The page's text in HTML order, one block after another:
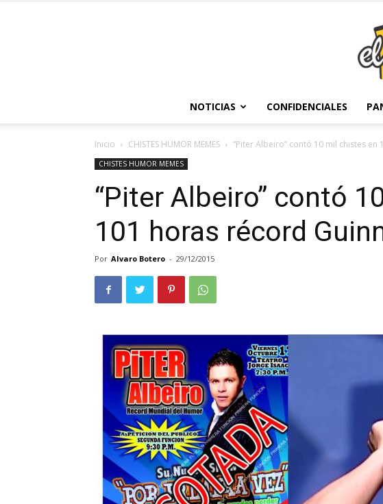
NOTICIAS CONFIDENCIALES
Inicio CHISTES HUMOR MEMES “Piter Albeiro” contó 10 mil chistes
CHISTES HUMOR MEMES
“Piter Albeiro” contó
101 horas récord
Por Alvaro Botero - 29/12/2015